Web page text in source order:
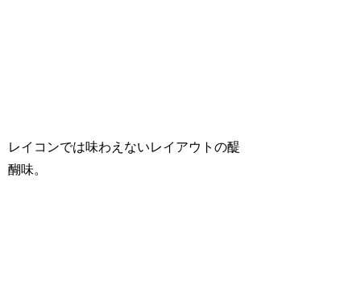
レイコンでは味わえないレイアウトの醍
醐味。